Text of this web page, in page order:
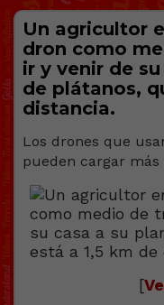
Un agricultor
dron como
ir y venir de
de plátanos,
distancia.
Los drones que
pueden cargar
[